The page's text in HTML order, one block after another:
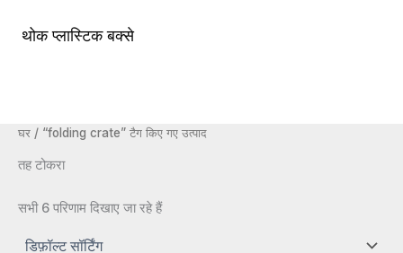
थोक प्लास्टिक बक्से
घर / “folding crate” टैग किए गए उत्पाद
तह टोकरा
सभी 6 परिणाम दिखाए जा रहे हैं